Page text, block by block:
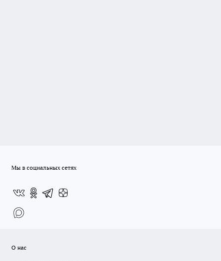
Мы в социальных сетях
О нас